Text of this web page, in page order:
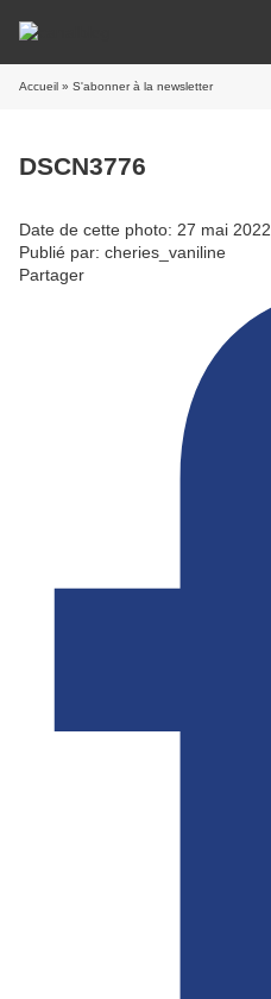
Accueil » S'abonner à la newsletter
DSCN3776
Date de cette photo: 27 mai 2022
Publié par: cheries_vaniline
Partager